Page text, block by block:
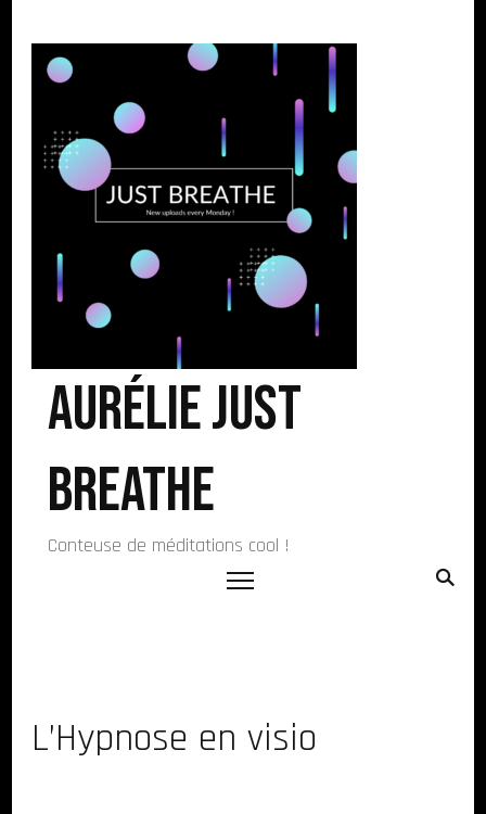
Aurélie Just
Breathe
Conteuse de méditations cool !
L’Hypnose en visio